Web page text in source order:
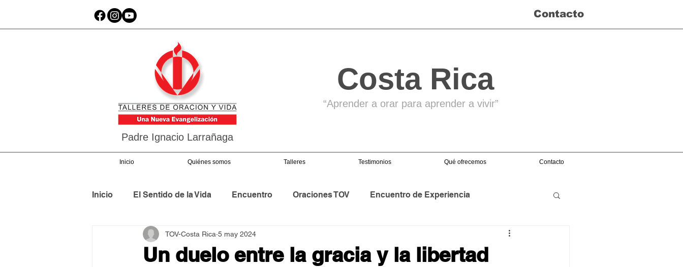
Contacto
Padre Ignacio Larrañaga
Costa Rica
“Aprender a orar para aprender a vivir”
Inicio Quiénes somos Talleres Testimonios Qué ofrecemos Contacto
Inicio El Sentido de la Vida Encuentro Oraciones TOV Encuentro de Experiencia
Asamblea Internacional 2018 Asamblea Nacional
Un duelo entre la gracia y la libertad
TOV-Costa Rica 5 may 2024